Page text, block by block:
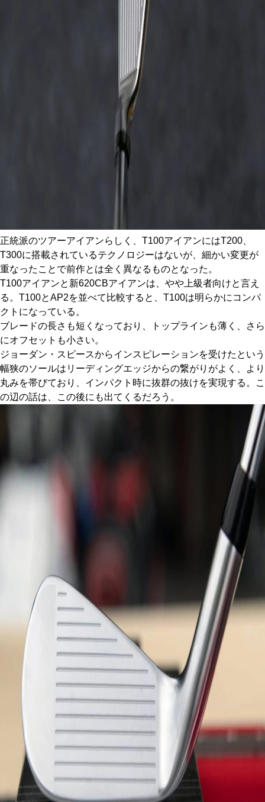
正統派のツアーアイアンらしく、T100アイアンにはT200、
T300に搭載されているテクノロジーはないが、細かい変更が
重なったことで前作とは全く異なるものとなった。
T100アイアンと新620CBアイアンは、やや上級者向けと言え
る。T100とAP2を並べて比較すると、T100は明らかにコンパ
クトになっている。
ブレードの長さも短くなっており、トップラインも薄く、さら
にオフセットも小さい。
ジョーダン・スピースからインスピレーションを受けたという
幅狭のソールはリーディングエッジからの繋がりがよく、より
丸みを帯びており、インパクト時に抜群の抜けを実現する。こ
の辺の話は、この後にも出てくるだろう。